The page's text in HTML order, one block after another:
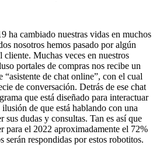
ha cambiado nuestras vidas en muchos
nosotros hemos pasado por algún
Muchas veces en nuestros
portales de compras nos recibe un
de chat online”, con el cual
de conversación. Detrás de ese chat
que está diseñado para interactuar
de que está hablando con una
sus dudas y consultas. Tan es así que
para el 2022 aproximadamente el 72%
serán respondidas por estos robotitos.